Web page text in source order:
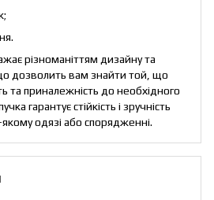
різноманіттям дизайну та
дозволить вам знайти той, що
та приналежність до необхідного
гарантує стійкість і зручність
одязі або спорядженні.